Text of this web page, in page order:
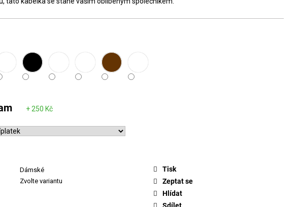
Dámské
Zvolte variantu
Tisk
Zeptat se
Hlídat